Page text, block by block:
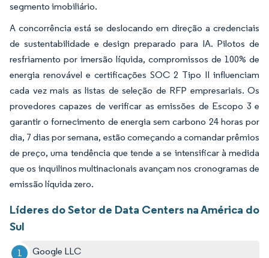
segmento imobiliário.
A concorrência está se deslocando em direção a credenciais
de sustentabilidade e design preparado para IA. Pilotos de
resfriamento por imersão líquida, compromissos de 100% de
energia renovável e certificações SOC 2 Tipo II influenciam
cada vez mais as listas de seleção de RFP empresariais. Os
provedores capazes de verificar as emissões de Escopo 3 e
garantir o fornecimento de energia sem carbono 24 horas por
dia, 7 dias por semana, estão começando a comandar prêmios
de preço, uma tendência que tende a se intensificar à medida
que os inquilinos multinacionais avançam nos cronogramas de
emissão líquida zero.
Líderes do Setor de Data Centers na América do
Sul
Google LLC